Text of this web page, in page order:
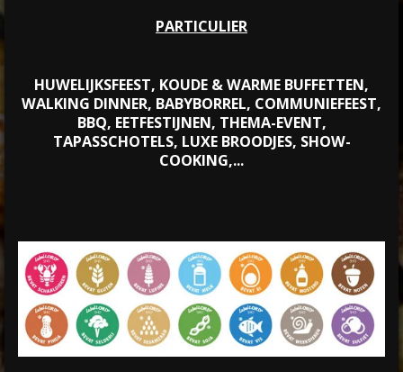
PARTICULIER
HUWELIJKSFEEST, KOUDE & WARME BUFFETTEN,
WALKING DINNER, BABYBORREL, COMMUNIEFEEST,
BBQ, EETFESTIJNEN, THEMA-EVENT,
TAPASSCHOTELS, LUXE BROODJES, SHOW-
COOKING,...